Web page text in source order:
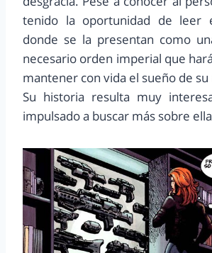
tenido la oportunidad de leer
donde se la presentan como
necesario orden imperial que
mantener con vida el sueño de
Su historia resulta muy
impulsado a buscar más sobre